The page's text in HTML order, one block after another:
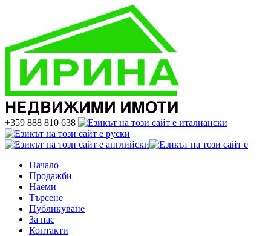
+359 888 810 638
Начало
Продажби
Наеми
Търсене
Публикуване
За нас
Контакти